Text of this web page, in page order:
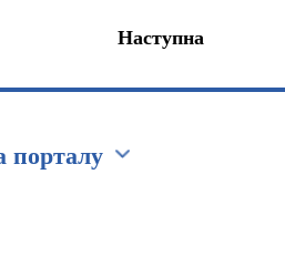
Наступна
порталу